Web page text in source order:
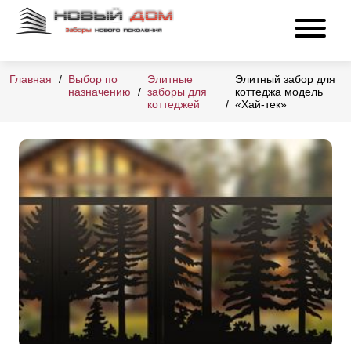
Главная
Выбор по
назначению
Элитные
заборы для
коттеджей
Элитный забор для
коттеджа модель
«Хай-тек»